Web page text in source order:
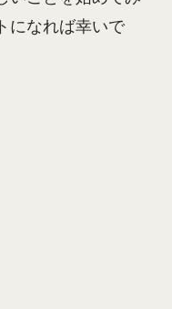
になれば幸いで